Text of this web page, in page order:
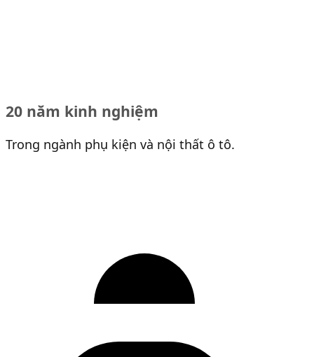
20 năm kinh nghiệm
Trong ngành phụ kiện và nội thất ô tô.